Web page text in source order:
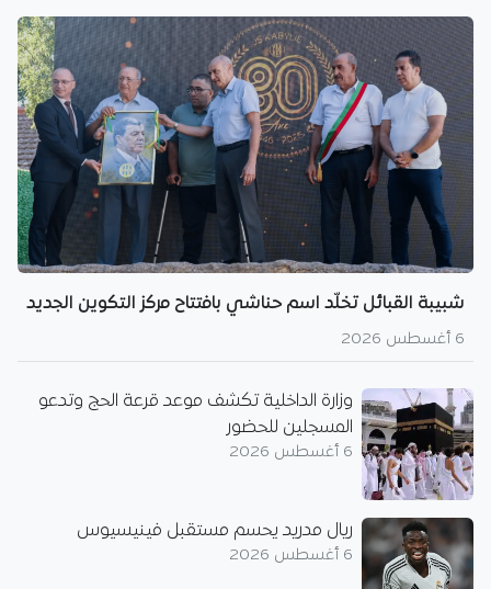
شبيبة القبائل تخلّد اسم حناشي بافتتاح مركز التكوين الجديد
6 أغسطس 2026
وزارة الداخلية تكشف موعد قرعة الحج وتدعو
المسجلين للحضور
6 أغسطس 2026
ريال مدريد يحسم مستقبل فينيسيوس
6 أغسطس 2026